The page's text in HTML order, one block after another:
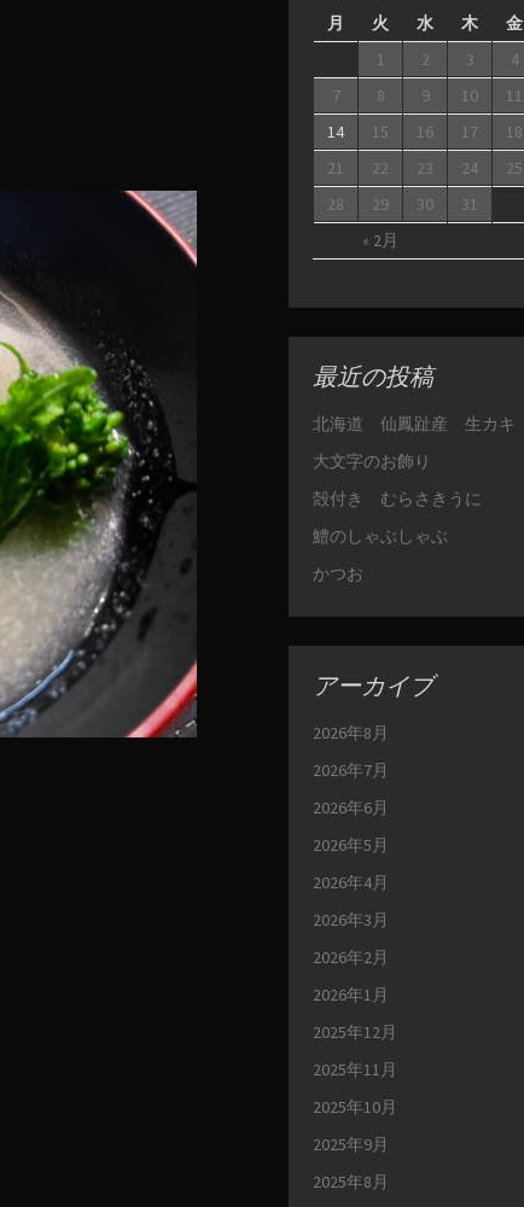
月
火 水 木 金
« 2月
1 2 3 4
7
8 9 10 11
14
15 16 17 18
21
22 23 24 25
28
29 30 31
最近の投稿
北海道 仙鳳趾産 生カキ
大文字のお飾り
殻付き むらさきうに
鱧のしゃぶしゃぶ
かつお
アーカイブ
2026年8月
2026年7月
2026年6月
2026年5月
2026年4月
2026年3月
2026年2月
2026年1月
2025年12月
2025年11月
2025年10月
2025年9月
2025年8月